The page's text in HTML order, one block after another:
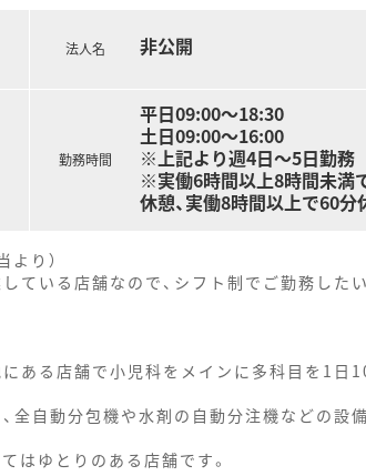
法人名 非公開
勤務時間
平日09:00～18:30
土日09:00～16:00
※上記より週4日～5日勤務
※実働6時間以上8時間未満
休憩、実働8時間以上で60分
り）
ている店舗なので、シフト制でご勤務した
ある店舗で小児科をメインに多科目を1日
自動分包機や水剤の自動分注機などの設
はゆとりのある店舗です。